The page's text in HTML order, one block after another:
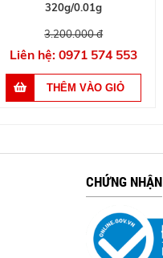
320g/0.01g
3.200.000 đ
Liên hệ: 0971 574 553
CHỨNG NHẬN